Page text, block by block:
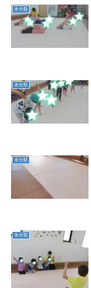
未分類
未分類
未分類
未分類